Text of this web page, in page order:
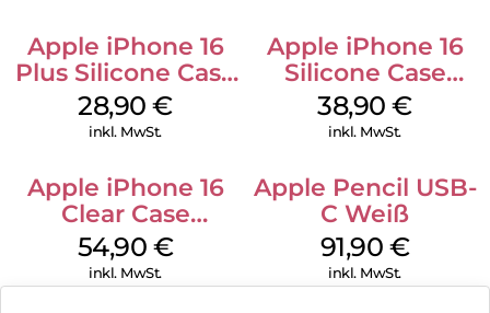
Apple iPhone 16
Plus Silicone Case
MagSafe Black
28,90€
inkl. MwSt.
Apple iPhone 16
Silicone Case
MagSafe
Ultramarine
38,90€
inkl. MwSt.
Apple iPhone 16
Clear Case
MagSafe
Transparent
54,90 €
inkl. MwSt.
Apple Pencil USB-
C Weiß
91,90 €
inkl. MwSt.